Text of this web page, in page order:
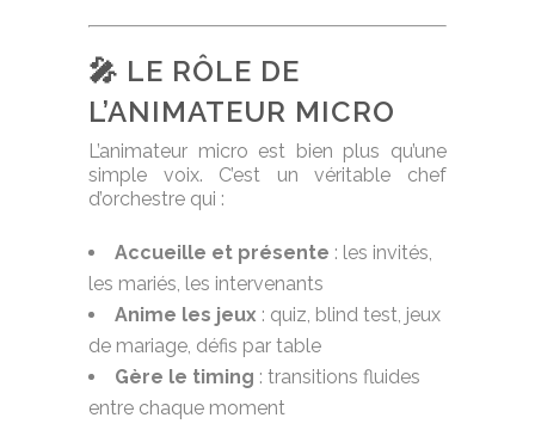
🎤 LE RÔLE DE
L’ANIMATEUR MICRO
L’animateur micro est bien plus qu’une
simple voix. C’est un véritable chef
d’orchestre qui :
Accueille et présente : les invités,
les mariés, les intervenants
Anime les jeux : quiz, blind test, jeux
de mariage, défis par table
Gère le timing : transitions fluides
entre chaque moment